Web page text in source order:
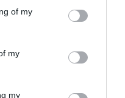
You may click to
its third-party tags to
in below Google
of my
my
my